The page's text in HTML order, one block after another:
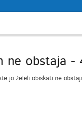
ne obstaja -
jo želeli obiskati ne